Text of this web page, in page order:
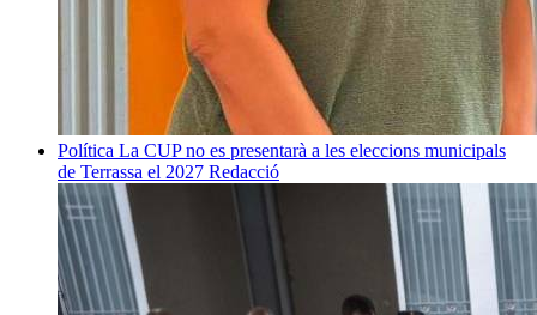
Política La CUP no es presentarà a les eleccions municipals
de Terrassa el 2027 Redacció